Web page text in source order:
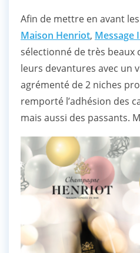
Afin de mettre en avant
Maison Henriot, Message
sélectionné de très beaux
leurs devantures avec un
agrémenté de 2 niches
remporté l’adhésion des
mais aussi des passants.